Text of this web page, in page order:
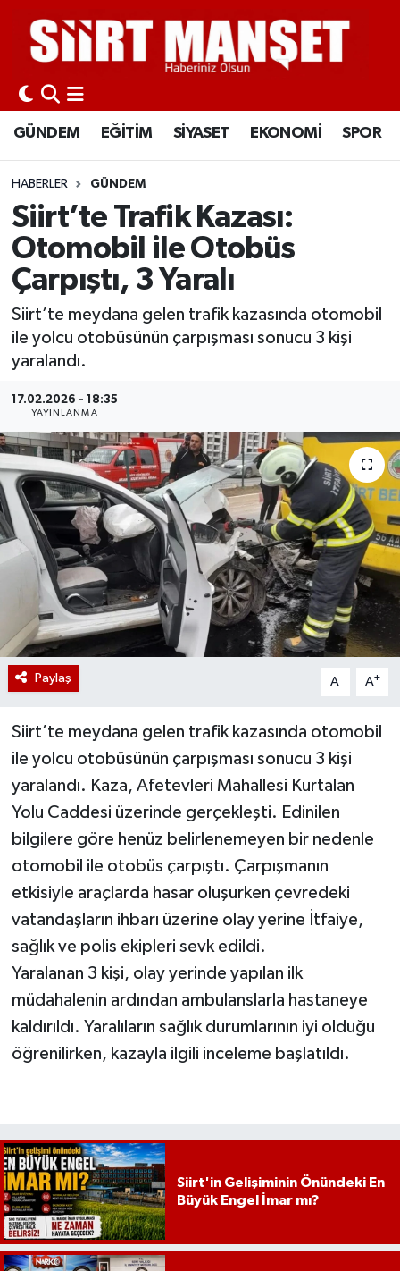
GÜNDEM EĞİTİM SİYASET EKONOMİ SPOR
HABERLER GÜNDEM
Siirt’te Trafik Kazası:
Otomobil ile Otobüs
Çarpıştı, 3 Yaralı
Siirt’te meydana gelen trafik kazasında otomobil
ile yolcu otobüsünün çarpışması sonucu 3 kişi
yaralandı.
17.02.2026 - 18:35
YAYINLANMA
Paylaş A- A+
Siirt’te meydana gelen trafik kazasında otomobil
ile yolcu otobüsünün çarpışması sonucu 3 kişi
yaralandı. Kaza, Afetevleri Mahallesi Kurtalan
Yolu Caddesi üzerinde gerçekleşti. Edinilen
bilgilere göre henüz belirlenemeyen bir nedenle
otomobil ile otobüs çarpıştı. Çarpışmanın
etkisiyle araçlarda hasar oluşurken çevredeki
vatandaşların ihbarı üzerine olay yerine İtfaiye,
sağlık ve polis ekipleri sevk edildi.
Yaralanan 3 kişi, olay yerinde yapılan ilk
müdahalenin ardından ambulanslarla hastaneye
kaldırıldı. Yaralıların sağlık durumlarının iyi olduğu
öğrenilirken, kazayla ilgili inceleme başlatıldı.
Siirt'in Gelişiminin Önündeki En
Büyük Engel İmar mı?
GÜNDEM
EĞİTİM
SİYASET
EKONOMİ
SPOR
İLÇELER
KÜLTÜR-SANAT
Siirt Nöbetçi Eczaneler
Siirt Hava Durumu
Siirt Namaz Vakitleri
Siirt Trafik Yoğunluk Haritası
Süper Lig Puan Durumu ve Fikstür
Tüm Manşetler
Son Dakika Haberleri